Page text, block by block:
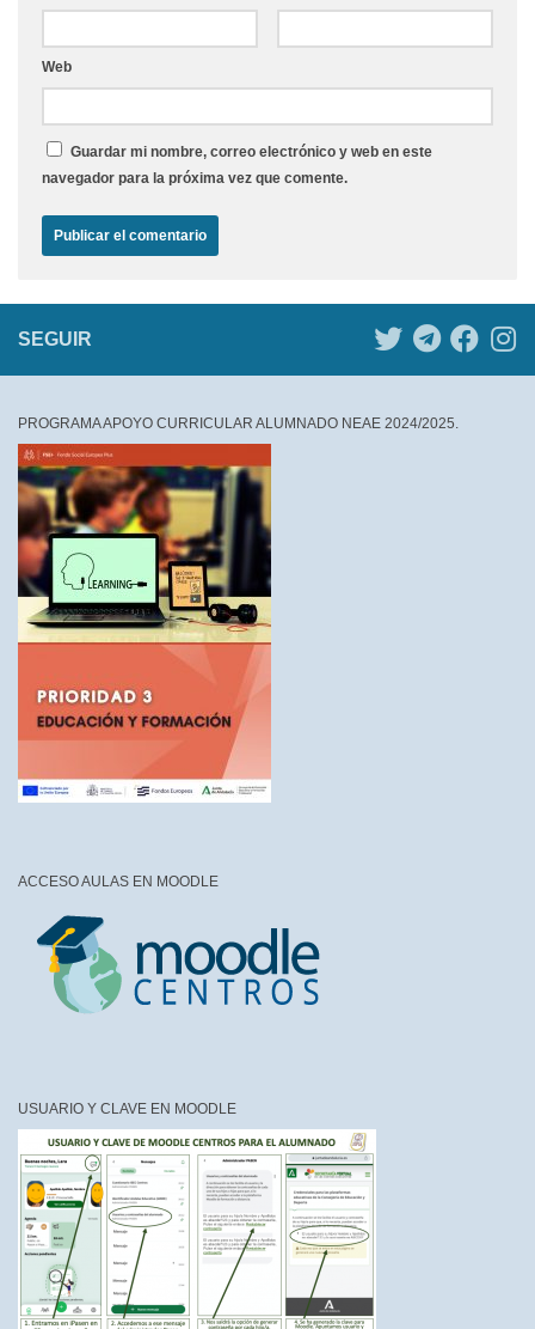
Web
Guardar mi nombre, correo electrónico y web en este
navegador para la próxima vez que comente.
SEGUIR
PROGRAMA APOYO CURRICULAR ALUMNADO NEAE 2024/2025.
ACCESO AULAS EN MOODLE
USUARIO Y CLAVE EN MOODLE